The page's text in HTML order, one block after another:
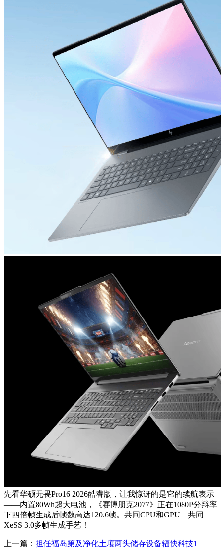
先看华硕无畏Pro16 2026酷睿版，让我惊讶的是它的续航表示
——内置80Wh超大电池，《赛博朋克2077》正在1080P分辩率
下四倍帧生成后帧数高达120.6帧。共同CPU和GPU，共同
XeSS 3.0多帧生成手艺！
上一篇： 担任福岛第及净化土壤两头储存设备辐快科技1